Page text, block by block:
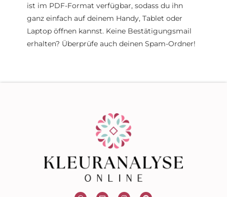
ist im PDF-Format verfügbar, sodass du ihn
ganz einfach auf deinem Handy, Tablet oder
Laptop öffnen kannst. Keine Bestätigungsmail
erhalten? Überprüfe auch deinen Spam-Ordner!
W
E
I
P